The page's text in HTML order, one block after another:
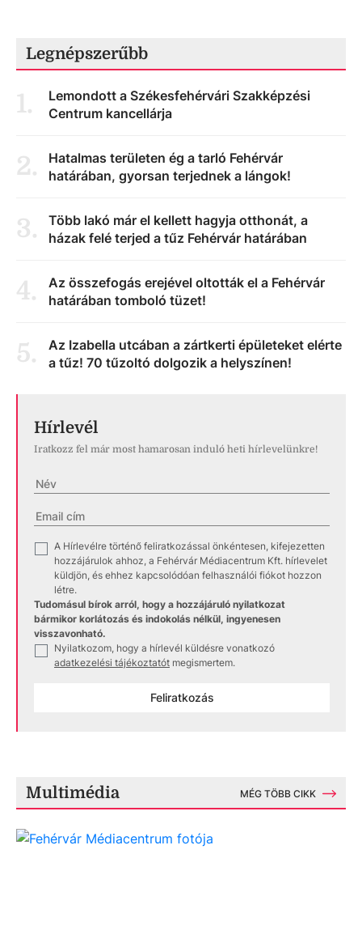
Legnépszerűbb
1.
Lemondott a Székesfehérvári Szakképzési
Centrum kancellárja
2.
Hatalmas területen ég a tarló Fehérvár
határában, gyorsan terjednek a lángok!
3.
Több lakó már el kellett hagyja otthonát, a
házak felé terjed a tűz Fehérvár határában
4.
Az összefogás erejével oltották el a Fehérvár
határában tomboló tüzet!
5.
Az Izabella utcában a zártkerti épületeket elérte
a tűz! 70 tűzoltó dolgozik a helyszínen!
Hírlevél
Iratkozz fel már most hamarosan induló heti hírlevelünkre!
A Hírlevélre történő feliratkozással önkéntesen, kifejezetten
hozzájárulok ahhoz, a Fehérvár Médiacentrum Kft. hírlevelet
küldjön, és ehhez kapcsolódóan felhasználói fiókot hozzon
létre.
Tudomásul bírok arról, hogy a hozzájáruló nyilatkozat
bármikor korlátozás és indokolás nélkül, ingyenesen
visszavonható.
Nyilatkozom, hogy a hírlevél küldésre vonatkozó
adatkezelési tájékoztatót megismertem.
Feliratkozás
Multimédia MÉG TÖBB CIKK